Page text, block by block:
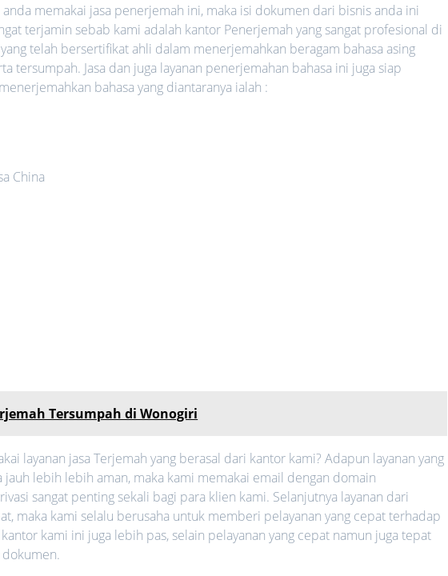
memakai jasa penerjemah ini, maka isi dokumen dari bisnis anda ini
terjamin sebab kami adalah kantor Penerjemah yang sangat profesional di
telah bersertifikat ahli dalam menerjemahkan beragam bahasa asing
tersumpah. Jasa dan juga layanan penerjemahan bahasa ini juga siap
bahasa yang diantaranya ialah :
China
Tersumpah di Wonogiri
layanan jasa Terjemah yang berasal dari kantor kami? Adapun layanan yang
lebih lebih aman, maka kami memakai email dengan domain
sangat penting sekali bagi para klien kami. Selanjutnya layanan dari
maka kami selalu berusaha untuk memberi pelayanan yang cepat terhadap
kami ini juga lebih pas, selain pelayanan yang cepat namun juga tepat